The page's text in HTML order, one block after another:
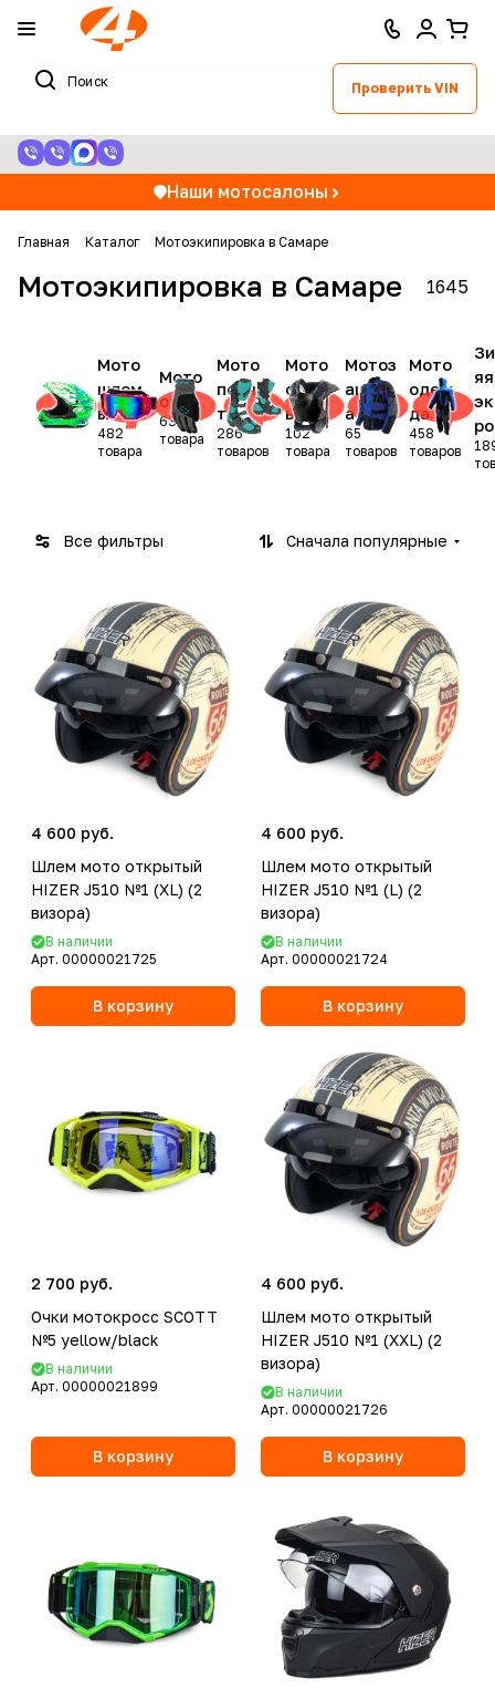
Проверить VIN
Наши мотосалоны
Главная Каталог Мотоэкипировка в Самаре
Мотоэкипировка в Самаре 1645
Мото
шлем
ы
482
товара
Мото
очки
63
товара
Мото
перча
тки
286
товаров
Мото
обув
ь
102
товара
Мотоз
ащит
а
65
товаров
Мото
одеж
да
458
товаров
яя
Все фильтры Сначала популярные
4 600 руб.
Шлем мото открытый
HIZER J510 №1 (XL) (2
визора)
В наличии
Арт. 00000021725
В корзину
4 600 руб.
Шлем мото открытый
HIZER J510 №1 (L) (2
визора)
В наличии
Арт. 00000021724
В корзину
2 700 руб.
Очки мотокросс SCOTT
№5 yellow/black
В наличии
Арт. 00000021899
В корзину
4 600 руб.
Шлем мото открытый
HIZER J510 №1 (XXL) (2
визора)
В наличии
Арт. 00000021726
В корзину